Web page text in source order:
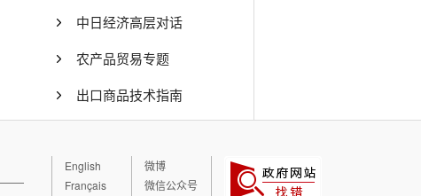
中日经济高层对话
农产品贸易专题
出口商品技术指南
English
Français
微博
微信公众号